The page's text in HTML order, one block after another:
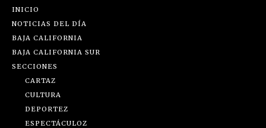
INICIO
NOTICIAS DEL DÍA
BAJA CALIFORNIA
BAJA CALIFORNIA SUR
SECCIONES
CARTAZ
CULTURA
DEPORTEZ
ESPECTÁCULOZ